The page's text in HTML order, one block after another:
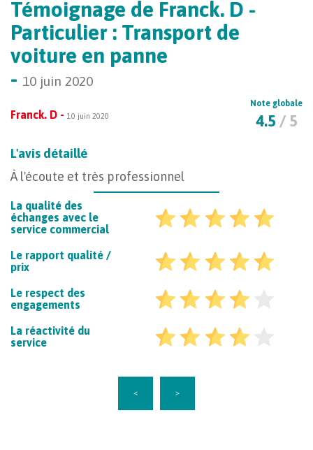
Témoignage de Franck. D -
Particulier : Transport de
voiture en panne
- 10 juin 2020
Franck. D - 10 juin 2020
Note globale
4.5 / 5
L'avis détaillé
À l'écoute et très professionnel
La qualité des
échanges avec le
service commercial
Le rapport qualité /
prix
Le respect des
engagements
La réactivité du
service
< >